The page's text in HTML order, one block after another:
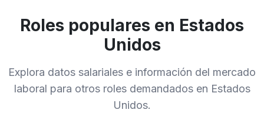
Roles populares en Estados
Unidos
Explora datos salariales e información del mercado
laboral para otros roles demandados en Estados
Unidos.